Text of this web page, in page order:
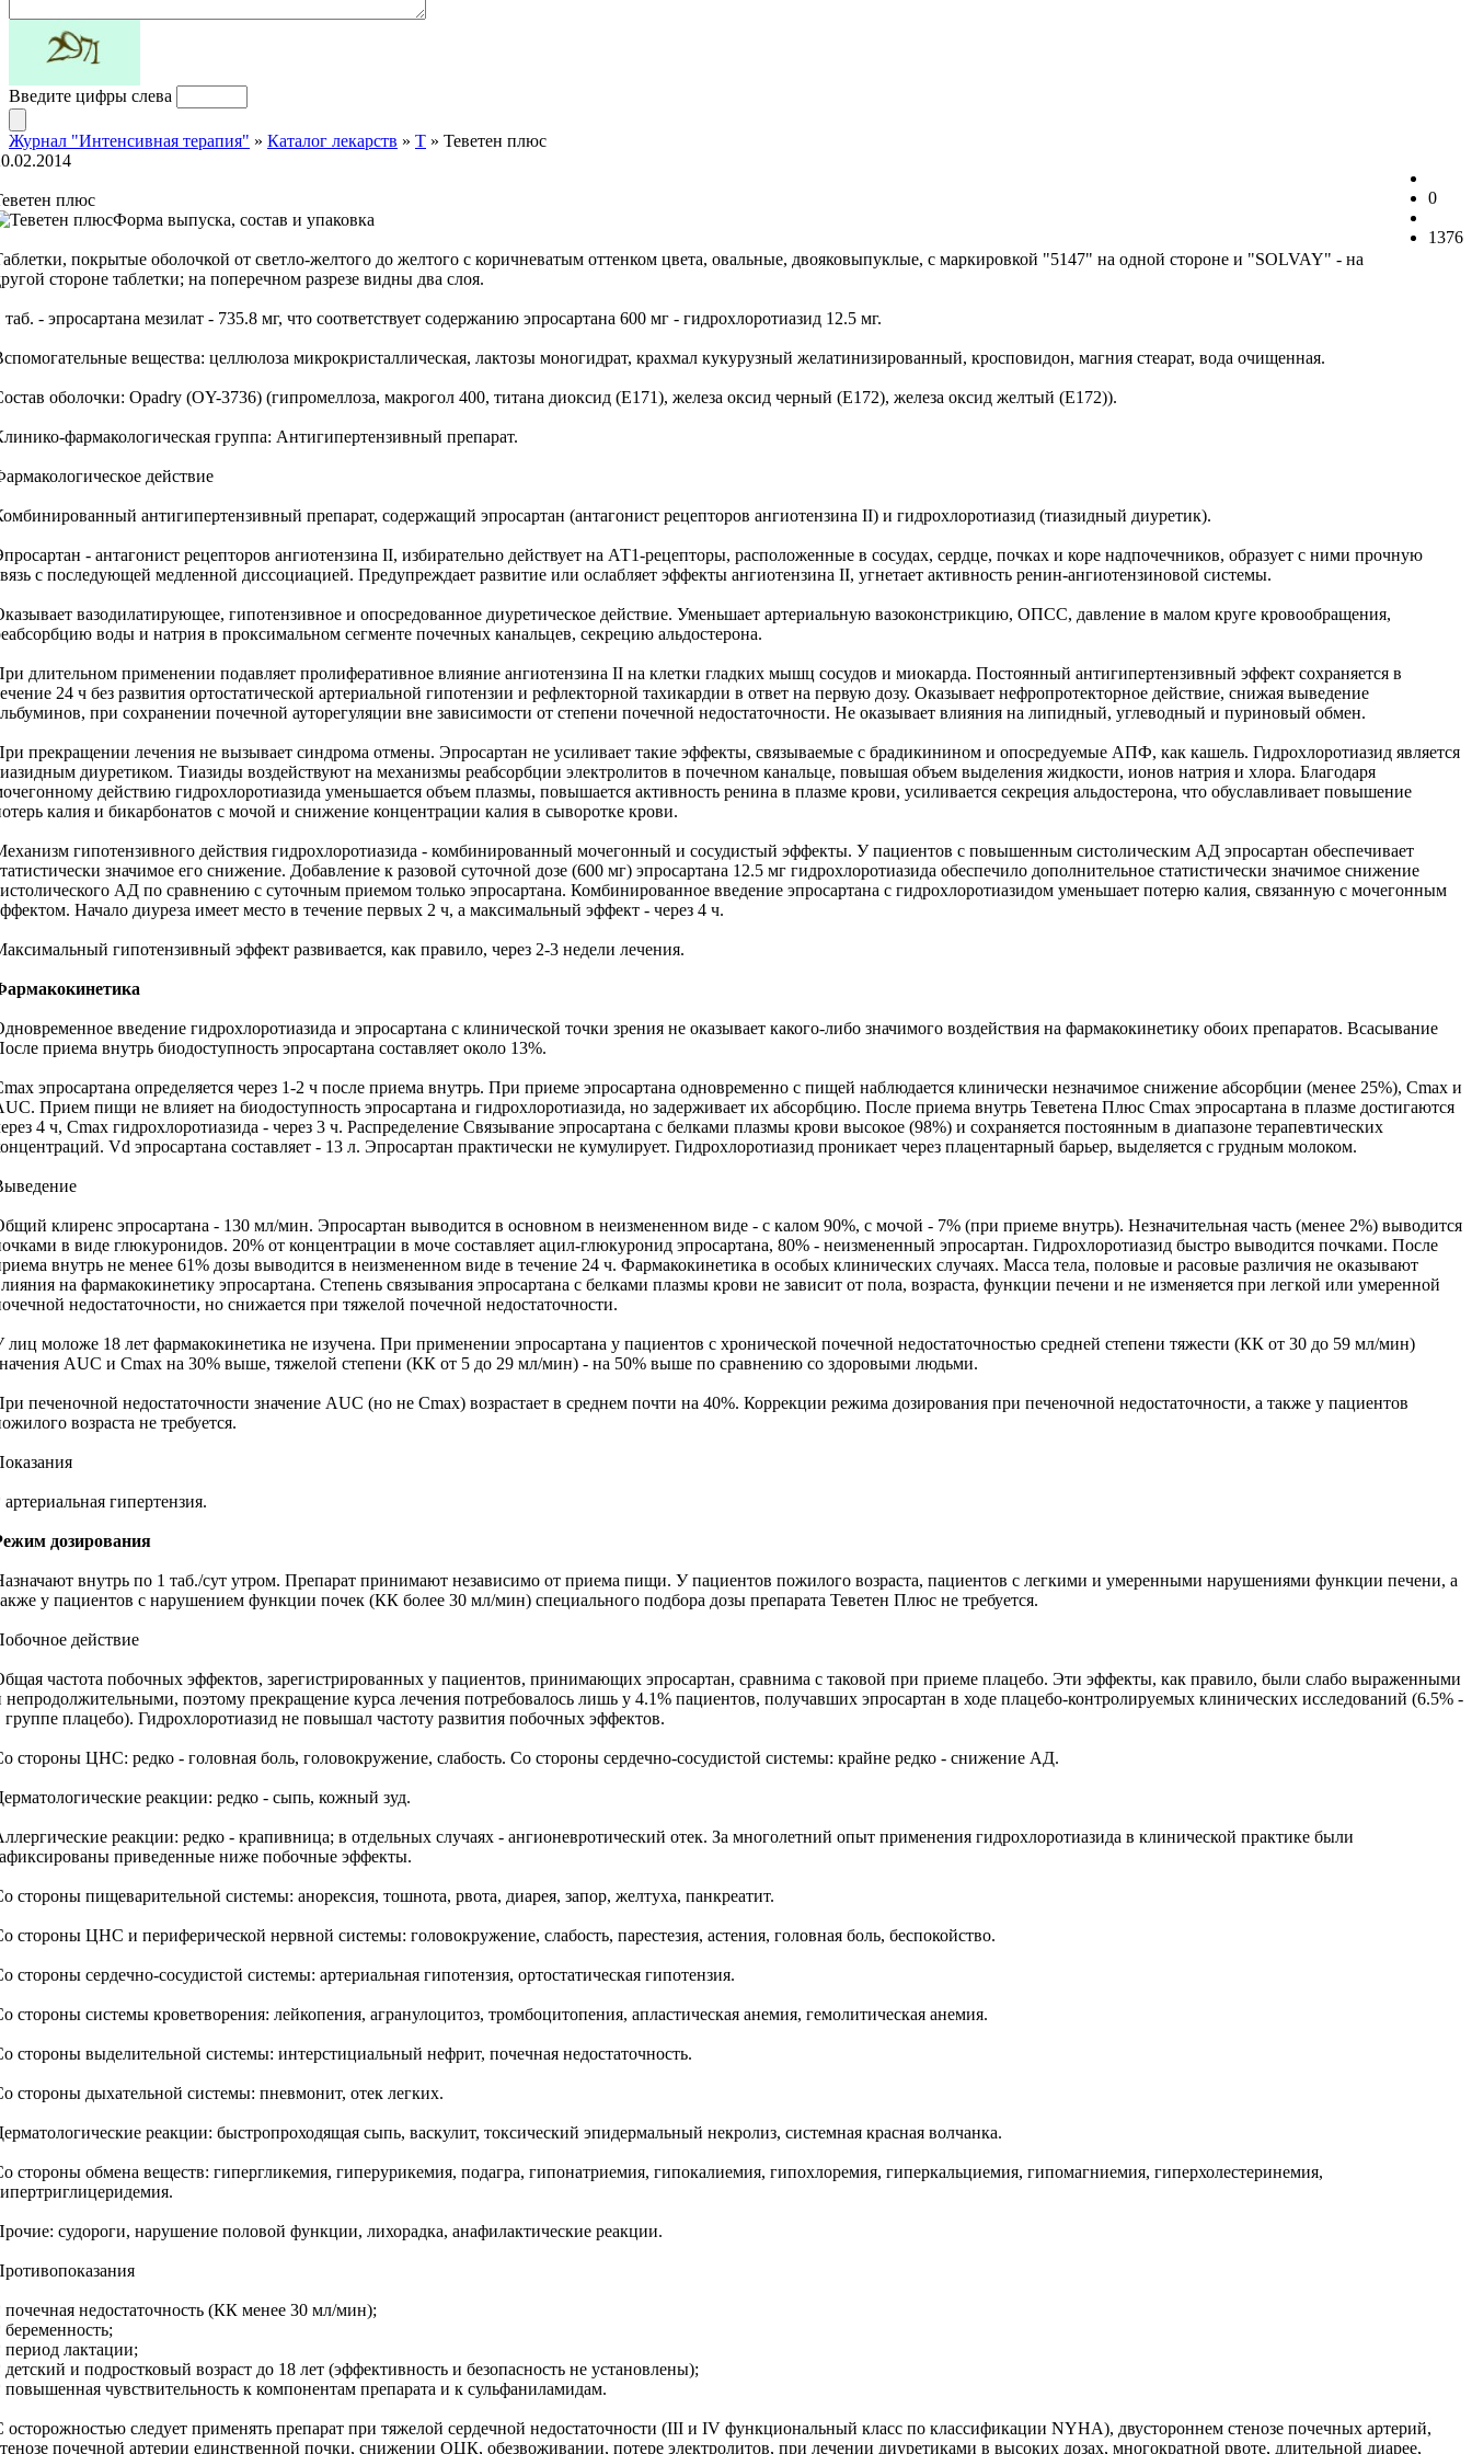
Введите цифры слева
Журнал "Интенсивная терапия" » Каталог лекарств » Т » Теветен плюс
0
1376
плюс
Форма выпуска, состав и упаковка
покрытые оболочкой от светло-желтого до желтого с коричневатым оттенком цвета, овальные, двояковыпуклые, с маркировкой "5147" на одной стороне и "SOLVAY" - на
стороне таблетки; на поперечном разрезе видны два слоя.
таб. - эпросартана мезилат - 735.8 мг, что соответствует содержанию эпросартана 600 мг - гидрохлоротиазид 12.5 мг.
вещества: целлюлоза микрокристаллическая, лактозы моногидрат, крахмал кукурузный желатинизированный, кросповидон, магния стеарат, вода очищенная.
оболочки: Opadry (OY-3736) (гипромеллоза, макрогол 400, титана диоксид (Е171), железа оксид черный (Е172), железа оксид желтый (Е172)).
фармакологическая группа: Антигипертензивный препарат.
действие
антигипертензивный препарат, содержащий эпросартан (антагонист рецепторов ангиотензина II) и гидрохлоротиазид (тиазидный диуретик).
- антагонист рецепторов ангиотензина II, избирательно действует на АТ1-рецепторы, расположенные в сосудах, сердце, почках и коре надпочечников, образует с ними прочную
с последующей медленной диссоциацией. Предупреждает развитие или ослабляет эффекты ангиотензина II, угнетает активность ренин-ангиотензиновой системы.
вазодилатирующее, гипотензивное и опосредованное диуретическое действие. Уменьшает артериальную вазоконстрикцию, ОПСС, давление в малом круге кровообращения,
воды и натрия в проксимальном сегменте почечных канальцев, секрецию альдостерона.
длительном применении подавляет пролиферативное влияние ангиотензина II на клетки гладких мышц сосудов и миокарда. Постоянный антигипертензивный эффект сохраняется в
24 ч без развития ортостатической артериальной гипотензии и рефлекторной тахикардии в ответ на первую дозу. Оказывает нефропротекторное действие, снижая выведение
при сохранении почечной ауторегуляции вне зависимости от степени почечной недостаточности. Не оказывает влияния на липидный, углеводный и пуриновый обмен.
прекращении лечения не вызывает синдрома отмены. Эпросартан не усиливает такие эффекты, связываемые с брадикинином и опосредуемые АПФ, как кашель. Гидрохлоротиазид является
диуретиком. Тиазиды воздействуют на механизмы реабсорбции электролитов в почечном канальце, повышая объем выделения жидкости, ионов натрия и хлора. Благодаря
действию гидрохлоротиазида уменьшается объем плазмы, повышается активность ренина в плазме крови, усиливается секреция альдостерона, что обуславливает повышение
калия и бикарбонатов с мочой и снижение концентрации калия в сыворотке крови.
гипотензивного действия гидрохлоротиазида - комбинированный мочегонный и сосудистый эффекты. У пациентов с повышенным систолическим АД эпросартан обеспечивает
значимое его снижение. Добавление к разовой суточной дозе (600 мг) эпросартана 12.5 мг гидрохлоротиазида обеспечило дополнительное статистически значимое снижение
АД по сравнению с суточным приемом только эпросартана. Комбинированное введение эпросартана с гидрохлоротиазидом уменьшает потерю калия, связанную с мочегонным
Начало диуреза имеет место в течение первых 2 ч, а максимальный эффект - через 4 ч.
гипотензивный эффект развивается, как правило, через 2-3 недели лечения.
введение гидрохлоротиазида и эпросартана с клинической точки зрения не оказывает какого-либо значимого воздействия на фармакокинетику обоих препаратов. Всасывание
приема внутрь биодоступность эпросартана составляет около 13%.
эпросартана определяется через 1-2 ч после приема внутрь. При приеме эпросартана одновременно с пищей наблюдается клинически незначимое снижение абсорбции (менее 25%), Cmax и
Прием пищи не влияет на биодоступность эпросартана и гидрохлоротиазида, но задерживает их абсорбцию. После приема внутрь Теветена Плюс Cmax эпросартана в плазме достигаются
4 ч, Cmax гидрохлоротиазида - через 3 ч. Распределение Связывание эпросартана с белками плазмы крови высокое (98%) и сохраняется постоянным в диапазоне терапевтических
Vd эпросартана составляет - 13 л. Эпросартан практически не кумулирует. Гидрохлоротиазид проникает через плацентарный барьер, выделяется с грудным молоком.
клиренс эпросартана - 130 мл/мин. Эпросартан выводится в основном в неизмененном виде - с калом 90%, с мочой - 7% (при приеме внутрь). Незначительная часть (менее 2%) выводится
в виде глюкуронидов. 20% от концентрации в моче составляет ацил-глюкуронид эпросартана, 80% - неизмененный эпросартан. Гидрохлоротиазид быстро выводится почками. После
внутрь не менее 61% дозы выводится в неизмененном виде в течение 24 ч. Фармакокинетика в особых клинических случаях. Масса тела, половые и расовые различия не оказывают
на фармакокинетику эпросартана. Степень связывания эпросартана с белками плазмы крови не зависит от пола, возраста, функции печени и не изменяется при легкой или умеренной
недостаточности, но снижается при тяжелой почечной недостаточности.
лиц моложе 18 лет фармакокинетика не изучена. При применении эпросартана у пациентов с хронической почечной недостаточностью средней степени тяжести (КК от 30 до 59 мл/мин)
AUC и Сmax на 30% выше, тяжелой степени (КК от 5 до 29 мл/мин) - на 50% выше по сравнению со здоровыми людьми.
печеночной недостаточности значение AUC (но не Сmax) возрастает в среднем почти на 40%. Коррекции режима дозирования при печеночной недостаточности, а также у пациентов
возраста не требуется.
гипертензия.
дозирования
внутрь по 1 таб./сут утром. Препарат принимают независимо от приема пищи. У пациентов пожилого возраста, пациентов с легкими и умеренными нарушениями функции печени, а
у пациентов с нарушением функции почек (КК более 30 мл/мин) специального подбора дозы препарата Теветен Плюс не требуется.
действие
частота побочных эффектов, зарегистрированных у пациентов, принимающих эпросартан, сравнима с таковой при приеме плацебо. Эти эффекты, как правило, были слабо выраженными
непродолжительными, поэтому прекращение курса лечения потребовалось лишь у 4.1% пациентов, получавших эпросартан в ходе плацебо-контролируемых клинических исследований (6.5% -
группе плацебо). Гидрохлоротиазид не повышал частоту развития побочных эффектов.
стороны ЦНС: редко - головная боль, головокружение, слабость. Со стороны сердечно-сосудистой системы: крайне редко - снижение АД.
реакции: редко - сыпь, кожный зуд.
реакции: редко - крапивница; в отдельных случаях - ангионевротический отек. За многолетний опыт применения гидрохлоротиазида в клинической практике были
приведенные ниже побочные эффекты.
стороны пищеварительной системы: анорексия, тошнота, рвота, диарея, запор, желтуха, панкреатит.
стороны ЦНС и периферической нервной системы: головокружение, слабость, парестезия, астения, головная боль, беспокойство.
стороны сердечно-сосудистой системы: артериальная гипотензия, ортостатическая гипотензия.
стороны системы кроветворения: лейкопения, агранулоцитоз, тромбоцитопения, апластическая анемия, гемолитическая анемия.
стороны выделительной системы: интерстициальный нефрит, почечная недостаточность.
стороны дыхательной системы: пневмонит, отек легких.
реакции: быстропроходящая сыпь, васкулит, токсический эпидермальный некролиз, системная красная волчанка.
стороны обмена веществ: гипергликемия, гиперурикемия, подагра, гипонатриемия, гипокалиемия, гипохлоремия, гиперкальциемия, гипомагниемия, гиперхолестеринемия,
судороги, нарушение половой функции, лихорадка, анафилактические реакции.
почечная недостаточность (КК менее 30 мл/мин);
период лактации;
и подростковый возраст до 18 лет (эффективность и безопасность не установлены);
повышенная чувствительность к компонентам препарата и к сульфаниламидам.
осторожностью следует применять препарат при тяжелой сердечной недостаточности (III и IV функциональный класс по классификации NYHA), двустороннем стенозе почечных артерий,
почечной артерии единственной почки, снижении ОЦК, обезвоживании, потере электролитов, при лечении диуретиками в высоких дозах, многократной рвоте, длительной диарее,